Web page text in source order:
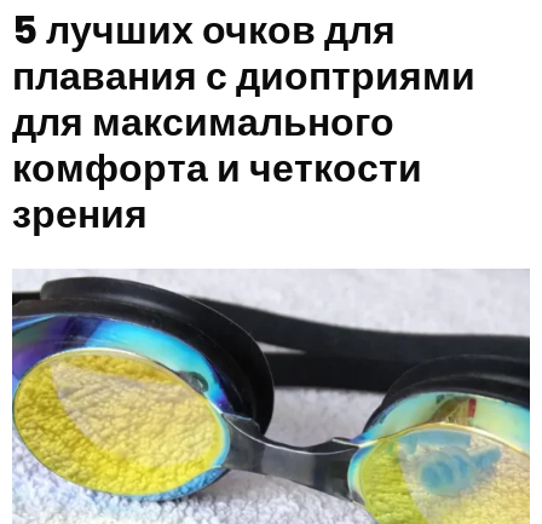
5 лучших очков для
плавания с диоптриями
для максимального
комфорта и четкости
зрения